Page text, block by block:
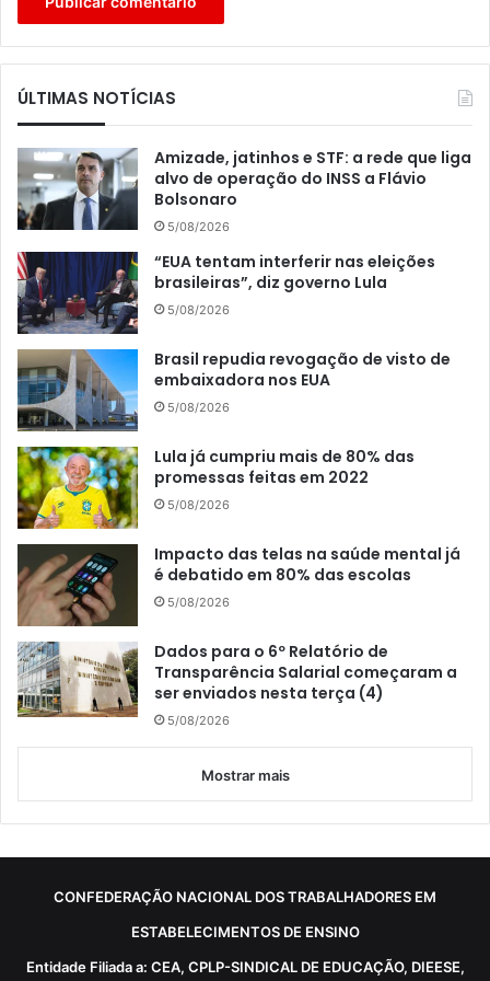
ÚLTIMAS NOTÍCIAS
Amizade, jatinhos e STF: a rede que liga
alvo de operação do INSS a Flávio
Bolsonaro
5/08/2026
“EUA tentam interferir nas eleições
brasileiras”, diz governo Lula
5/08/2026
Brasil repudia revogação de visto de
embaixadora nos EUA
5/08/2026
Lula já cumpriu mais de 80% das
promessas feitas em 2022
5/08/2026
Impacto das telas na saúde mental já
é debatido em 80% das escolas
5/08/2026
Dados para o 6º Relatório de
Transparência Salarial começaram a
ser enviados nesta terça (4)
5/08/2026
Mostrar mais
CONFEDERAÇÃO NACIONAL DOS TRABALHADORES EM
ESTABELECIMENTOS DE ENSINO
Entidade Filiada a: CEA, CPLP-SINDICAL DE EDUCAÇÃO, DIEESE,